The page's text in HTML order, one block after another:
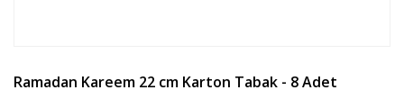
Ramadan Kareem 22 cm Karton Tabak - 8 Adet